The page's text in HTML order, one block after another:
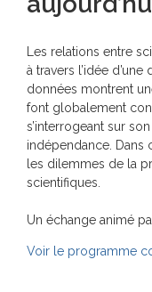
Les relations entre
à travers l’idée
données montrent
font globalement
s’interrogeant sur
indépendance. Dans
les dilemmes de la
scientifiques.
Un échange animé
Voir le programme